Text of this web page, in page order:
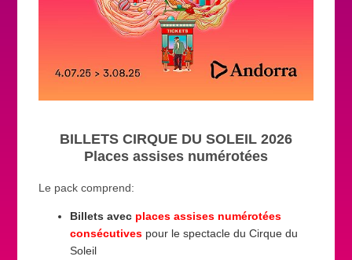
BILLETS CIRQUE DU SOLEIL 2026
Places assises numérotées
Le pack comprend:
Billets avec places assises numérotées
consécutives pour le spectacle du Cirque du
Soleil